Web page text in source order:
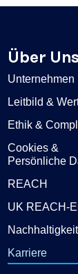
Über Uns
Unternehmen
Leitbild &
Ethik &
Cookies &
Persönliche
REACH
UK REACH-
Nachhaltigkeit
Karriere